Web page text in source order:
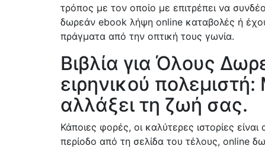
τρόπος με τον οποίο με επιτρέπει να
δωρεάν ebook λήψη online καταβολές ή
πράγματα από την οπτική τους γωνία.
Βιβλία για Όλους
ειρηνικού πολεμιστή:
αλλάξει τη ζωή σας.
Κάποιες φορές, οι καλύτερες ιστορίες
περίοδο από τη σελίδα του τέλους, online